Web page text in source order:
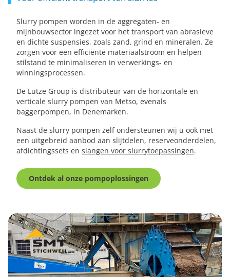
Slurry pompen worden in de aggregaten- en
mijnbouwsector ingezet voor het transport van abrasieve
en dichte suspensies, zoals zand, grind en mineralen. Ze
zorgen voor een efficiënte materiaalstroom en helpen
stilstand te minimaliseren in verwerkings- en
winningsprocessen.
De Lutze Group is distributeur van de horizontale en
verticale slurry pompen van Metso, evenals
baggerpompen, in Denemarken.
Naast de slurry pompen zelf ondersteunen wij u ook met
een uitgebreid aanbod aan slijtdelen, reserveonderdelen,
afdichtingssets en slangen voor slurrytoepassingen.
Ontdek al onze pompoplossingen